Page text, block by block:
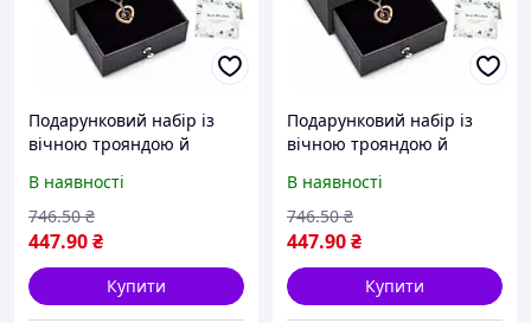
Подарунковий набір із
вічною трояндою й
коробці з шухлядою
Романтичний подарунок
для жінок
В наявності
447.90₴
746.50 ₴
Купити
Подарунковий набір із
вічною трояндою й
в коробці з шухлядою
Романтичний подарунок
для жінок
В наявності
447.90₴
746.50 ₴
Купити